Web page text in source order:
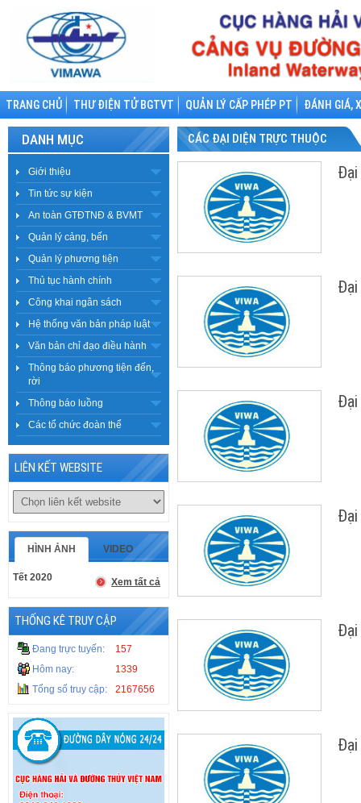
TRANG CHỦ THƯ ĐIỆN TỬ BGTVT QUẢN LÝ CẤP PHÉP PT ĐÁNH GIÁ,
DANH MỤC
Giới thiệu
Tin tức sự kiện
An toàn GTĐTNĐ & BVMT
Quản lý cảng, bến
Quản lý phương tiện
Thủ tục hành chính
Công khai ngân sách
Hệ thống văn bản pháp luật
Văn bản chỉ đạo điều hành
Thông báo phương tiện đến,
rời
Thông báo luồng
Các tổ chức đoàn thể
LIÊN KẾT WEBSITE
HÌNH ẢNH VIDEO
Tết 2020 Xem tất cả
THỐNG KÊ TRUY CẬP
Đang trực tuyến:
157
Hôm nay:
1339
Tổng số truy cập:
2167656
CÁC ĐẠI DIỆN TRỰC THUỘC
Đại
Đại
Đại
Đại